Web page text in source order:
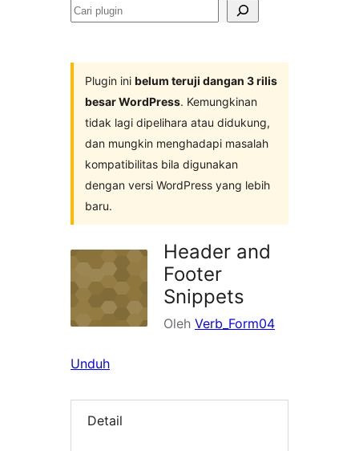
Cari
Plugin ini belum teruji dangan 3 rilis
besar WordPress. Kemungkinan
tidak lagi dipelihara atau didukung,
dan mungkin menghadapi masalah
kompatibilitas bila digunakan
dengan versi WordPress yang lebih
baru.
Header and
Footer
Snippets
Oleh Verb_Form04
Unduh
Detail